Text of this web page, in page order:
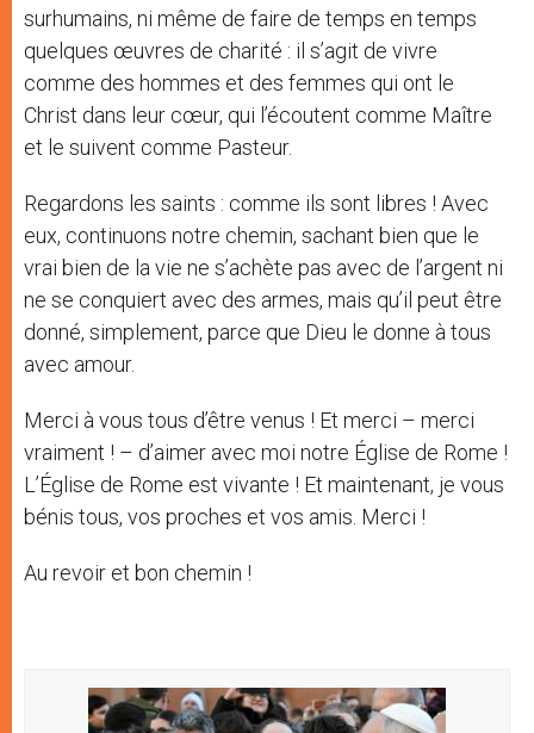
surhumains, ni même de faire de temps en temps
quelques œuvres de charité : il s’agit de vivre
comme des hommes et des femmes qui ont le
Christ dans leur cœur, qui l’écoutent comme Maître
et le suivent comme Pasteur.
Regardons les saints : comme ils sont libres ! Avec
eux, continuons notre chemin, sachant bien que le
vrai bien de la vie ne s’achète pas avec de l’argent ni
ne se conquiert avec des armes, mais qu’il peut être
donné, simplement, parce que Dieu le donne à tous
avec amour.
Merci à vous tous d’être venus ! Et merci – merci
vraiment ! – d’aimer avec moi notre Église de Rome !
L’Église de Rome est vivante ! Et maintenant, je vous
bénis tous, vos proches et vos amis. Merci !
Au revoir et bon chemin !